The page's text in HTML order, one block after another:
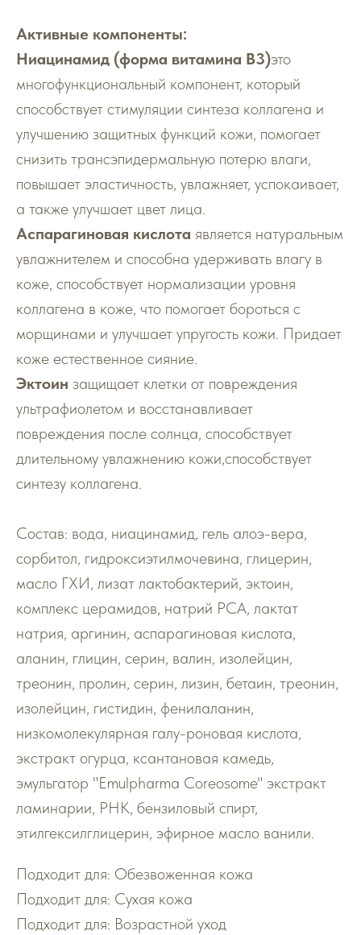
Активные компоненты:
Ниацинамид (форма витамина В3)это
многофункциональный компонент, который
способствует стимуляции синтеза коллагена и
улучшению защитных функций кожи, помогает
снизить трансэпидермальную потерю влаги,
повышает эластичность, увлажняет, успокаивает,
а также улучшает цвет лица.
Аспарагиновая кислота является натуральным
увлажнителем и способна удерживать влагу в
коже, способствует нормализации уровня
коллагена в коже, что помогает бороться с
морщинами и улучшает упругость кожи. Придает
коже естественное сияние.
Эктоин защищает клетки от повреждения
ультрафиолетом и восстанавливает
повреждения после солнца, способствует
длительному увлажнению кожи,способствует
синтезу коллагена.
Состав: вода, ниацинамид, гель алоэ-вера,
сорбитол, гидроксиэтилмочевина, глицерин,
масло ГХИ, лизат лактобактерий, эктоин,
комплекс церамидов, натрий РСА, лактат
натрия, аргинин, аспарагиновая кислота,
аланин, глицин, серин, валин, изолейцин,
треонин, пролин, серин, лизин, бетаин, треонин,
изолейцин, гистидин, фенилаланин,
низкомолекулярная галу-роновая кислота,
экстракт огурца, ксантановая камедь,
эмульгатор "Emulpharma Coreosome" экстракт
ламинарии, РНК, бензиловый спирт,
этилгексилглицерин, эфирное масло ванили.
Подходит для: Обезвоженная кожа
Подходит для: Сухая кожа
Подходит для: Возрастной уход